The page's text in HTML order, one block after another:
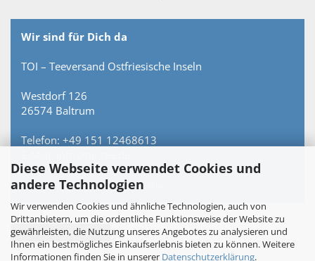
Diese Webseite verwendet Cookies und
andere Technologien
Wir verwenden Cookies und ähnliche Technologien, auch von
Drittanbietern, um die ordentliche Funktionsweise der Website zu
gewährleisten, die Nutzung unseres Angebotes zu analysieren und
Ihnen ein bestmögliches Einkaufserlebnis bieten zu können. Weitere
Informationen finden Sie in unserer Datenschutzerklärung.
Wir sind für Dich da
TOI – Teeversand Ostfriesische Inseln
Westdorf 126
26574 Baltrum
Telefon: +49 151 12468613
Persönlich erreichbar – keine Hotline.
Vertrag widerrufen